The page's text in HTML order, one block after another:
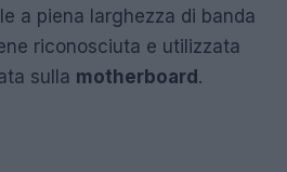
a piena larghezza di banda
riconosciuta e utilizzata
sulla motherboard.